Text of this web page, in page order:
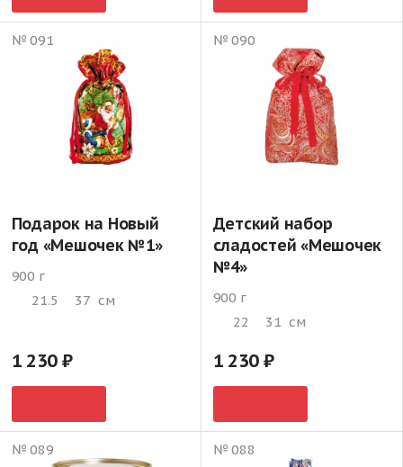
№ 091
Подарок на Новый
год «Мешочек №1»
900 г
21.5
37 см
1 230
№ 090
Детский набор
сладостей «Мешочек
№4»
900 г
22
31 см
1 230
№ 089 № 088